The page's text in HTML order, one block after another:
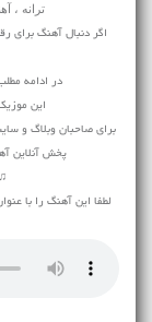
ترانه ،
اگر دنبال آهنگ
در ادامه
این
برای صاحبان وبلاگ و
پخش آنلاین
لطفا این آهنگ را با